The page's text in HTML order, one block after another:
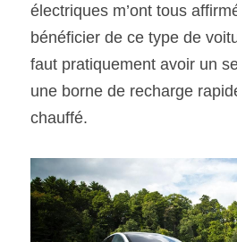
électriques m’ont tous
bénéficier de ce type de
faut pratiquement avoir un
une borne de recharge
chauffé.